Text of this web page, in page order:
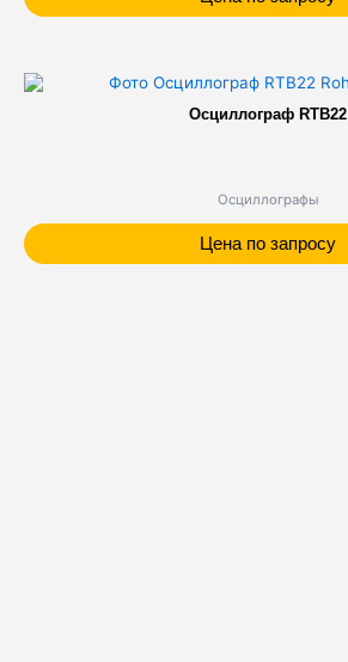
Цена по запросу
Осциллографы
Осциллограф RTB22